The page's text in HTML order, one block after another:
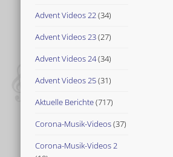
Advent Videos 22(34)
Advent Videos 23(27)
Advent Videos 24(34)
Advent Videos 25(31)
Aktuelle Berichte(717)
Corona-Musik-Videos(37)
Corona-Musik-Videos 2